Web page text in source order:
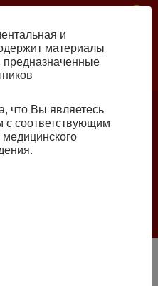
языковых моделей
и
материалы
предназначенные
что Вы являетесь
с соответствующим